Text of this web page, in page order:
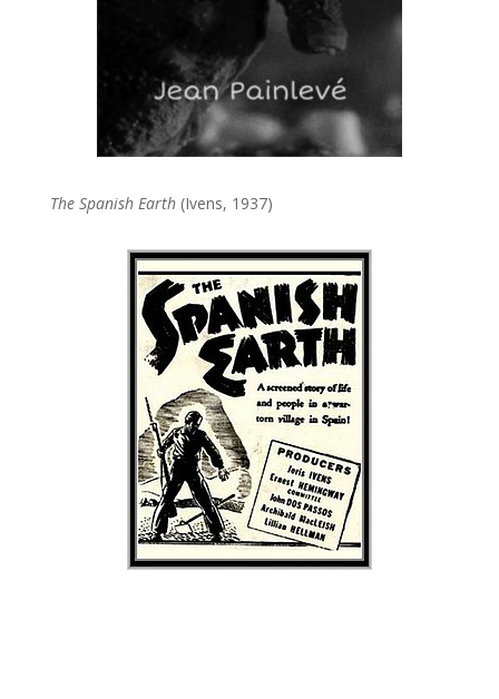
The Spanish Earth(Ivens, 1937)